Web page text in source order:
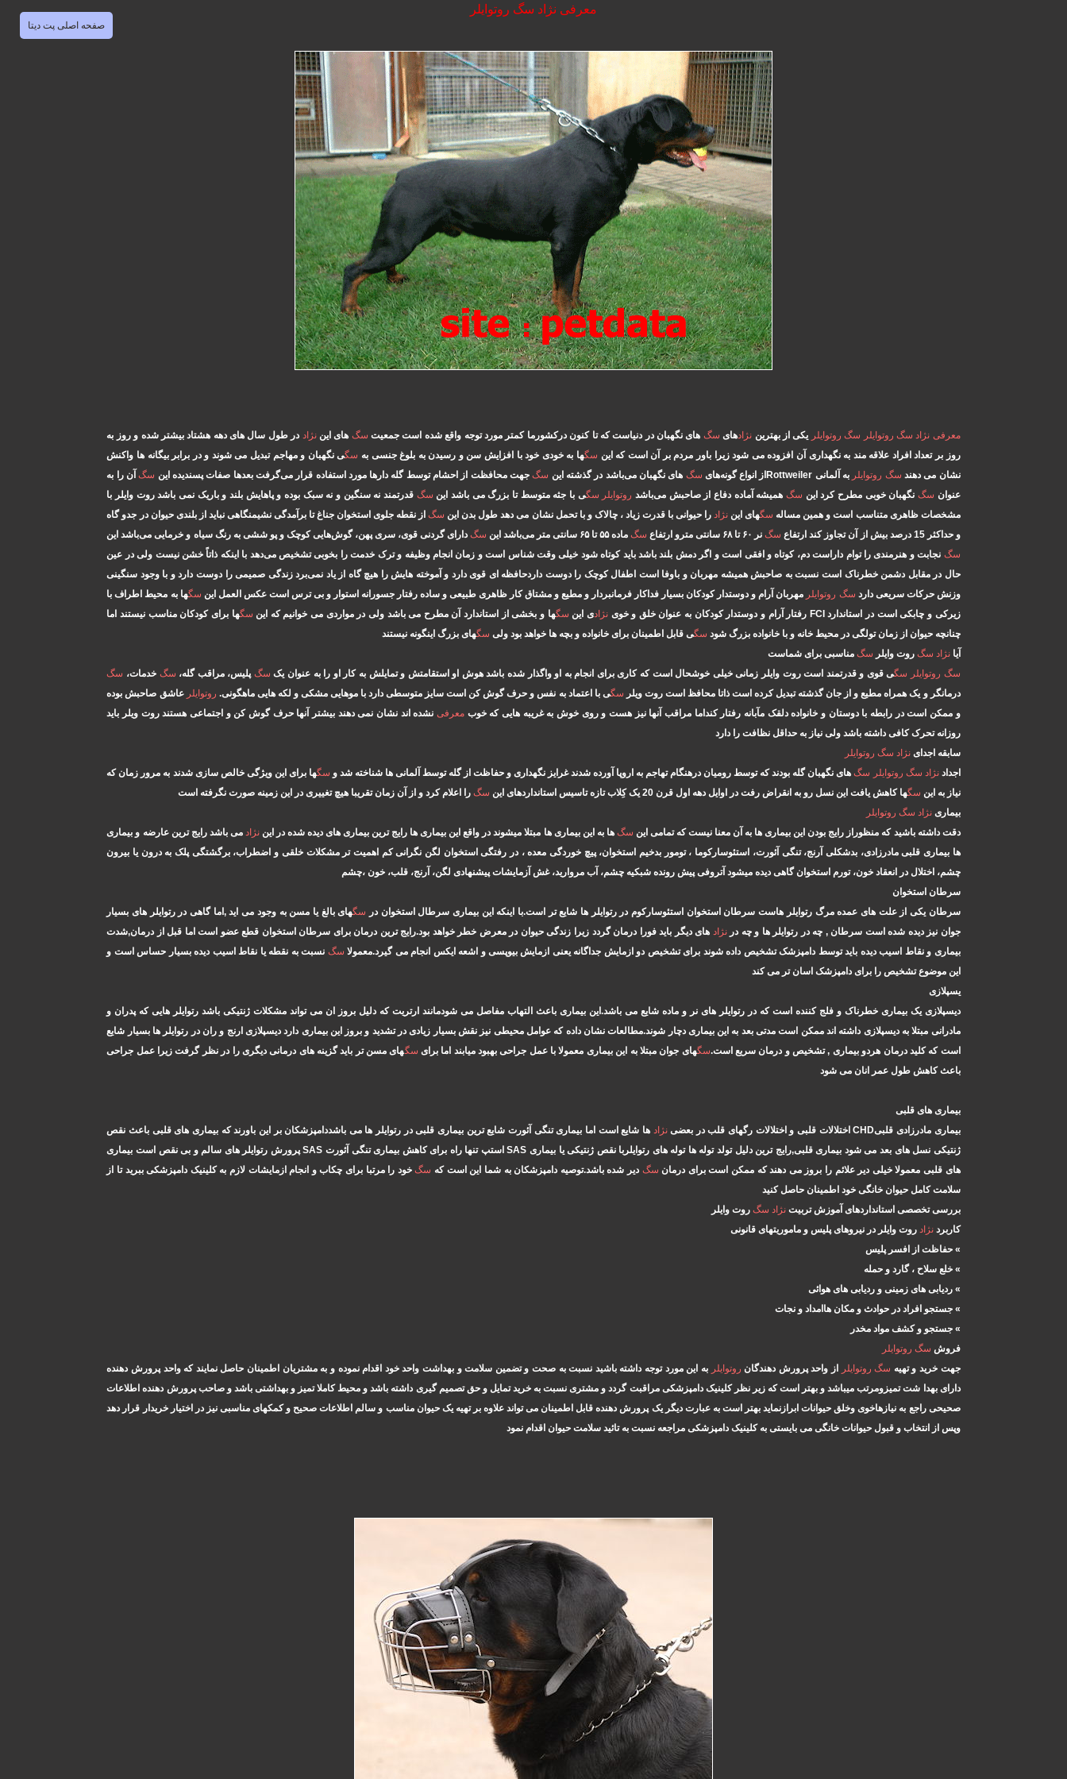
صفحه اصلی پت دیتا
معرفی نژاد سگ روتوایلر
معرفی نژاد سگ روتوایلر سگ روتوایلر یکی از بهترین نژادهای سگ های نگهبان در دنیاست که تا کنون درکشورما کمتر مورد توجه واقع شده است جمعیت سگ های ایننژاد در طول سال های دهه هشتاد بیشتر شده و روز به
روز بر تعداد افراد علاقه مند به نگهداری آن افزوده می شود زیرا باور مردم بر آن است که این سگها به خودی خود با افزایش سن و رسیدن به بلوغ جنسی به سگی نگهبان و مهاجم تبدیل می شوند و در برابر بیگانه ها واکنش
نشان می دهند سگ روتوایلر به آلمانی Rottweilerاز انواع گونه‌های سگ های نگهبان می‌باشد در گذشته این سگجهت محافظت از احشام توسط گله دارها مورد استفاده قرار می‌گرفت بعدها صفات پسندیده این سگآن را به
عنوان سگ نگهبان خوبی مطرح کرد این سگ همیشه آماده دفاع از صاحبش می‌باشد روتوایلر سگی با جثه متوسط تا بزرگ می باشد این سگ قدرتمند نه سنگین و نه سبک بوده و پاهایش بلند و باریک نمی باشد روت وایلر با
مشخصات ظاهری متناسب است و همین مساله سگهای این نژادرا حیوانی با قدرت زیاد ، چالاک و با تحمل نشان می دهد طول بدن این سگاز نقطه جلوی استخوان جناغ تا برآمدگی نشیمنگاهی نباید از بلندی حیوان در جدو گاه
و حداکثر 15 درصد بیش از آن تجاوز کند ارتفاع
سگنر ۶۰ تا ۶۸ سانتی مترو ارتفاع سگماده ۵۵ تا ۶۵ سانتی متر می‌باشد این سگ دارای گردنی قوی، سری پهن، گوش‌هایی کوچک و پو ششی به رنگ سیاه و خرمایی می‌باشد این
سگ نجابت و هنرمندی را توام داراست دم، کوتاه و افقی است و اگر دمش بلند باشد باید کوتاه شود خیلی وقت شناس است و زمان انجام وظیفه و ترک خدمت را بخوبی تشخیص می‌دهد با اینکه ذاتاً خشن نیست ولی در عین
حال در مقابل دشمن خطرناک است نسبت به صاحبش همیشه مهربان و باوفا است اطفال کوچک را دوست داردحافظه ای قوی دارد و آموخته هایش را هیچ گاه از یاد نمی‌برد زندگی صمیمی را دوست دارد و با وجود سنگینی
وزنش حرکات سریعی دارد سگ روتوایلر مهربان آرام و دوستدار کودکان بسیار فداکار فرمانبردار و مطیع و مشتاق کار ظاهری طبیعی و ساده رفتار جسورانه استوار و بی ترس است عکس العمل این سگها به محیط اطراف با
زیرکی و چابکی است در استاندارد FCI رفتار آرام و دوستدار کودکان به عنوان خلق و خوی
نژادی این سگها و بخشی از استاندارد آن مطرح می باشد ولی در مواردی می خوانیم که این سگها برای کودکان مناسب نیستند اما
چنانچه حیوان از زمان تولگی در محیط خانه و با خانواده بزرگ شود سگی قابل اطمینان برای خانواده و بچه ها خواهد بود ولی سگهای بزرگ اینگونه نیستند
آیانژاد سگ روت وایلر سگ مناسبی برای شماست
سگ روتوایلر سگی قوی و قدرتمند است روت وایلر زمانی خیلی خوشحال است که کاری برای انجام به او واگذار شده باشد هوش او استقامتش و تمایلش به کار او را به عنوان یک سگ پلیس، مراقب گله، سگ خدمات، سگ
درمانگر و یک همراه مطیع و از جان گذشته تبدیل کرده است ذاتا محافظ است روت ویلر سگی با اعتماد به نفس و حرف گوش کن است سایز متوسطی دارد با موهایی مشکی و لکه هایی ماهگونی. روتوایلر عاشق صاحبش بوده
و ممکن است در رابطه با دوستان و خانواده دلقک مآبانه رفتار کنداما مراقب آنها نیز هست و روی خوش به غریبه هایی که خوب معرفینشده اند نشان نمی دهند بیشتر آنها حرف گوش کن و اجتماعی هستند روت ویلر باید
روزانه تحرک کافی داشته باشد ولی نیاز به حداقل نظافت را دارد
سابقه اجداینژاد سگ روتوایلر
اجدادنژاد سگ روتوایلر سگهای نگهبان گله بودند که توسط رومیان درهنگام تهاجم به اروپا آورده شدند غرایز نگهداری و حفاظت از گله توسط آلمانی ها شناخته شد و سگها برای این ویژگی خالص سازی شدند به مرور زمان که
نیاز به این سگها کاهش یافت این نسل رو به انقراض رفت در اوایل دهه اول قرن 20 یک کِلاب تازه تاسیس استانداردهای این سگ را اعلام کرد و از آن زمان تقریبا هیچ تغییری در این زمینه صورت نگرفته است
بیمارینژاد سگ روتوایلر
دقت داشته باشید که منظوراز رایج بودن این بیماری ها به آن معنا نیست که تمامی این سگ ها به این بیماری ها مبتلا میشوند در واقع این بیماری ها رایج ترین بیماری های دیده شده در ایننژاد می باشد رایج ترین عارضه و بیماری
ها بیماری قلبی مادرزادی، بدشکلی آرنج، تنگی آئورت، استئوسارکوما ، تومور بدخیم استخوان، پیچ خوردگی معده ، در رفتگی استخوان لگن نگرانی کم اهمیت تر مشکلات خلقی و اضطراب، برگشتگى پلک به درون یا بیرون
چشم، اختلال در انعقاد خون، تورم استخوان گاهی دیده میشود آتروفی پیش رونده شبکیه چشم، آب مروارید، غش آزمایشات پیشنهادی لگن، آرنج، قلب، خون ،چشم
سرطان استخوان
سرطان یکی از علت های عمده مرگ رتوایلر هاست سرطان استخوان استئوسارکوم در رتوایلر ها شایع تر است.با اینکه این بیماری سرطال استخوان در سگهای بالغ یا مسن به وجود می اید ,اما گاهی در رتوایلر های بسیار
جوان نیز دیده شده است سرطان , چه در رتوایلر ها و چه درنژاد های دیگر باید فورا درمان گردد زیرا زندگی حیوان در معرض خطر خواهد بود.رایج ترین درمان برای سرطان استخوان قطع عضو است اما قبل از درمان,شدت
بیماری و نقاط اسیب دیده باید توسط دامپزشک تشخیص داده شوند برای تشخیص دو ازمایش جداگانه یعنی ازمایش بیوپسی و اشعه ایکس انجام می گیرد.معمولا سگ نسبت به نقطه یا نقاط اسیب دیده بسیار حساس است و
این موضوع تشخیص را برای دامپزشک اسان تر می کند
یسپلازی
دیسپلازی یک بیماری خطرناک و فلج کننده است که در رتوایلر های نر و ماده شایع می باشد.این بیماری باعث التهاب مفاصل می شودمانند ارتریت که دلیل بروز ان می تواند مشکلات ژنتیکی باشد رتوایلر هایی که پدران و
مادرانی مبتلا به دیسپلازی داشته اند ممکن است مدتی بعد به این بیماری دچار شوند.مطالعات نشان داده که عوامل محیطی نیز نقش بسیار زیادی در تشدید و بروز این بیماری دارد دیسپلازی ارنج و ران در رتوایلر ها بسیار شایع
است که کلید درمان هردو بیماری , تشخیص و درمان سریع است.سگهای جوان مبتلا به این بیماری معمولا با عمل جراحی بهبود میابند اما برای سگهای مسن تر باید گزینه های درمانی دیگری را در نظر گرفت زیرا عمل جراحی
باعث کاهش طول عمر انان می شود
بیماری های قلبی
بیماری مادرزادی قلبیCHD اختلالات قلبی و اختلالات رگهای قلب در بعضی
نژاد ها شایع است اما بیماری تنگی آئورت شایع ترین بیماری قلبی در رتوایلر ها می باشددامپزشکان بر این باورند که بیماری های قلبی باعث نقص
ژنتیکی نسل های بعد می شود بیماری قلبی,رایج ترین دلیل تولد توله ها توله های رتوایلربا نقص ژنتیکی یا بیماری SAS استپ تنها راه برای کاهش بیماری تنگی آئورت SAS پرورش رتوایلر های سالم و بی نقص است بیماری
های قلبی معمولا خیلی دیر علائم را بروز می دهند که ممکن است برای درمان سگ دیر شده باشد.توصیه دامپزشکان به شما این است که سگخود را مرتبا برای چکاب و انجام ازمایشات لازم به کلینیک دامپزشکی ببرید تا از
سلامت کامل حیوان خانگی خود اطمینان حاصل کنید
بررسی تخصصی استانداردهای آموزش تربیتنژاد سگ روت وایلر
کاربردنژاد روت وایلر در نیروهای پلیس و ماموریتهای قانونی
» حفاظت از افسر پلیس
» خلع سلاح ، گارد و حمله
» ردیابی های زمینی و ردیابی های هوائی
» جستجو افراد در حوادث و مکان هاامداد و نجات
» جستجو و کشف مواد مخدر
فروش سگ روتوایلر
جهت خرید و تهیه سگ روتوایلر از واحد پرورش دهندگان روتوایلر به این مورد توجه داشته باشید نسبت به صحت و تضمین سلامت و بهداشت واحد خود اقدام نموده و به مشتریان اطمینان حاصل نمایند که واحد پرورش دهنده
دارای بهدا شت تمیزومرتب میباشد و بهتر است که زیر نظر کلینیک دامپزشکی مراقبت گردد و مشتری نسبت به خرید تمایل و حق تصمیم گیری داشته باشد و محیط کاملا تمیز و بهداشتی باشد و صاحب پرورش دهنده اطلاعات
صحیحی راجع به نیازهاخوی وخلق حیوانات ابرازنماید بهتر است به عبارت دیگر یک پرورش دهنده قابل اطمینان می تواند علاوه بر تهیه یک حیوان مناسب و سالم اطلاعات صحیح و کمکهای مناسبی نیز در اختیار خریدار قرار دهد
وپس از انتخاب و قبول حیوانات خانگی می بایستی به کلینیک دامپزشکی مراجعه نسبت به تائید سلامت حیوان اقدام نمود